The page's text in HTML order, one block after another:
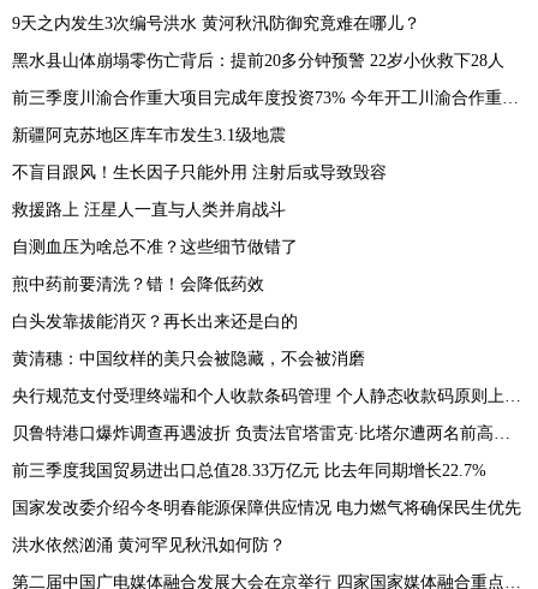
9天之内发生3次编号洪水 黄河秋汛防御究竟难在哪儿？
黑水县山体崩塌零伤亡背后：提前20多分钟预警 22岁小伙救下28人
前三季度川渝合作重大项目完成年度投资73% 今年开工川渝合作重大项目64个
新疆阿克苏地区库车市发生3.1级地震
不盲目跟风！生长因子只能外用 注射后或导致毁容
救援路上 汪星人一直与人类并肩战斗
自测血压为啥总不准？这些细节做错了
煎中药前要清洗？错！会降低药效
白头发靠拔能消灭？再长出来还是白的
黄清穗：中国纹样的美只会被隐藏，不会被消磨
央行规范支付受理终端和个人收款条码管理 个人静态收款码原则上禁用于远程收款
贝鲁特港口爆炸调查再遇波折 负责法官塔雷克·比塔尔遭两名前高官起诉
前三季度我国贸易进出口总值28.33万亿元 比去年同期增长22.7%
国家发改委介绍今冬明春能源保障供应情况 电力燃气将确保民生优先
洪水依然汹涌 黄河罕见秋汛如何防？
第二届中国广电媒体融合发展大会在京举行 四家国家媒体融合重点实验室携手亮相